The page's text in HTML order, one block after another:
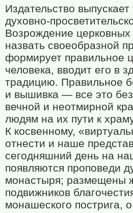
Издательство
духовно-
Возрождение
назвать своеобразной
формирует правильное
человека, вводит его в
традицию. Правильное
и вышивка — все это без
вечной и неотмирной
людям на их пути к
К косвенному,
отнести и наше
сегодняшний день на
появляются проповеди
монастыря; размещены
подвижников
монашеского пострига,